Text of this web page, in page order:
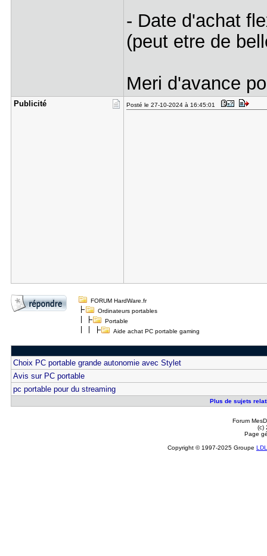
- Date d'achat
(peut etre de
Meri d'avance
Publicité Posté le 27-10-2024 à 16:45:01
FORUM HardWare.fr
Ordinateurs portables
Portable
Aide achat PC portable gaming
Choix PC portable grande autonomie avec Stylet
Avis sur PC portable
pc portable pour du streaming
Plus de sujets
Forum
(c)
Page
Copyright © 1997-2025 Groupe